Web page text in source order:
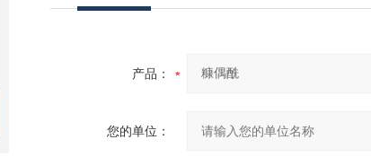
产品：
您的单位：